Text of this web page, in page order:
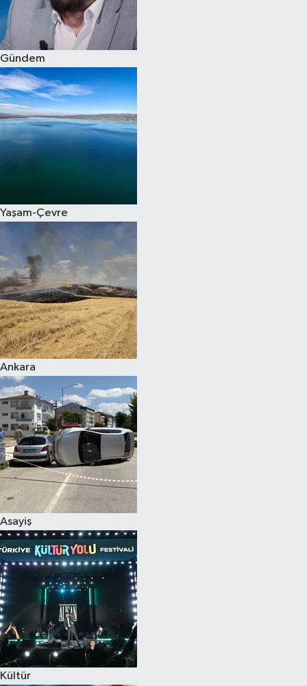
Gündem
Yaşam-Çevre
Ankara
Asayiş
Kültür
Spor
Burç Yorumları
Çocuk
Eğitim
Kim kimdir?
Kültür Sanat
Sağlık
Siyaset
Teknoloji
Televizyon
Yaşam-Çevre